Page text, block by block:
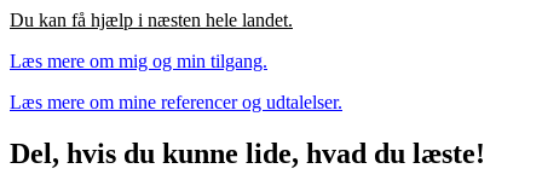
Du kan få hjælp i næsten hele landet.
Læs mere om mig og min tilgang.
Læs mere om mine referencer og udtalelser.
Del, hvis du kunne lide, hvad du læste!